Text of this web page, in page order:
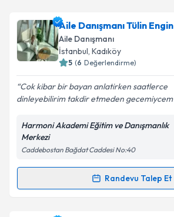
Aile Danışmanı Tülin Engin
Aile Danışmanı
İstanbul, Kadıköy
5 (6 Değerlendirme)
Cok kibar bir bayan anlatirken saatlerce
dinleyebilirim takdir etmeden gecemiycem
Harmoni Akademi Eğitim ve Danışmanlık
Merkezi
Caddebostan Bağdat Caddesi No:40
Randevu Talep Et
Randevu Takvimi Talebi